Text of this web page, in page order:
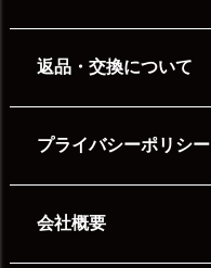
返品・交換について
プライバシーポリシー
会社概要